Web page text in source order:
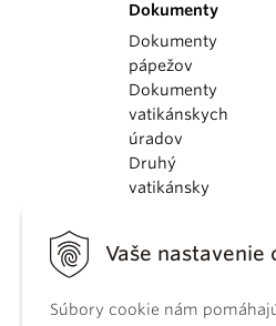
Vaše nastavenie
Súbory cookie nám
Dokumenty
Dokumenty
pápežov
Dokumenty
vatikánskych
úradov
Druhý
vatikánsky
KBS
kánonického